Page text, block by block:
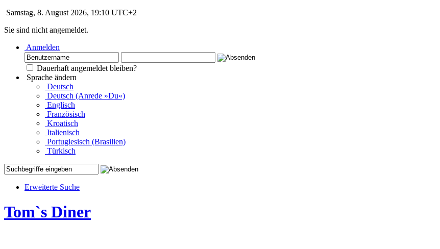
Samstag, 8. August 2026, 19:10 UTC+2
Sie sind nicht angemeldet.
Anmelden
Dauerhaft angemeldet bleiben?
Sprache ändern
Deutsch
Deutsch (Anrede »Du«)
Englisch
Französisch
Kroatisch
Italienisch
Portugiesisch (Brasilien)
Türkisch
Erweiterte Suche
Tom`s Diner